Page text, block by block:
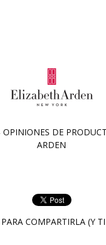
OPINIONES DE
ARDEN
COMPARTIRLA (Y